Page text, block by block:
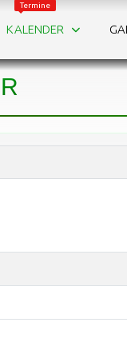
KALENDER
Termine
9 :
Blick.